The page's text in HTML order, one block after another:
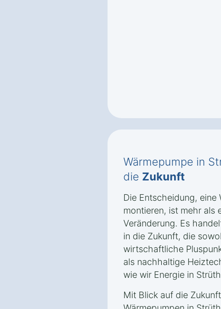
Wärmepumpe in
die Zukunft
Die Entscheidung, eine
montieren, ist mehr als
Veränderung. Es
in die Zukunft, die
wirtschaftliche
als nachhaltige
wie wir Energie in
Mit Blick auf die